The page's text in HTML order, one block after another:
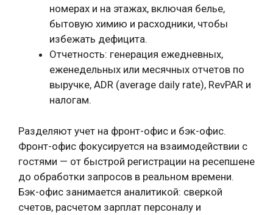
номерах и на этажах, включая белье,
бытовую химию и расходники, чтобы
избежать дефицита.
Отчетность: генерация ежедневных,
еженедельных или месячных отчетов по
выручке, ADR (average daily rate), RevPAR и
налогам.
Разделяют учет на фронт-офис и бэк-офис.
Фронт-офис фокусируется на взаимодействии с
гостями — от быстрой регистрации на ресепшене
до обработки запросов в реальном времени.
Бэк-офис занимается аналитикой: сверкой
счетов, расчетом зарплат персоналу и